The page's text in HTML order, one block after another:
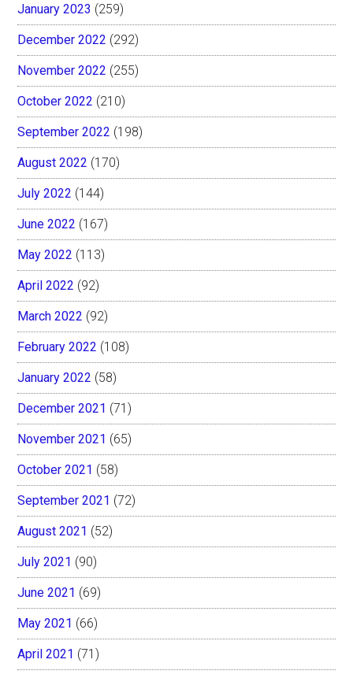
January 2023 (259)
December 2022 (292)
November 2022 (255)
October 2022 (210)
September 2022 (198)
August 2022 (170)
July 2022 (144)
June 2022 (167)
May 2022 (113)
April 2022 (92)
March 2022 (92)
February 2022 (108)
January 2022 (58)
December 2021 (71)
November 2021 (65)
October 2021 (58)
September 2021 (72)
August 2021 (52)
July 2021 (90)
June 2021 (69)
May 2021 (66)
April 2021 (71)